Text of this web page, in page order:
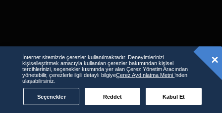
İnternet sitemizde çerezler kullanılmaktadır. Deneyimlerinizi
kişiselleştirmek amacıyla kullanılan çerezler bakımından kişisel
tercihlerinizi, seçenekler kısmında yer alan Çerez Yönetim Aracından
yönetebilir, çerezlerle ilgili detaylı bilgiyeÇerez Aydınlatma Metni’nden
ulaşabilirsiniz.
Seçenekler Reddet Kabul Et